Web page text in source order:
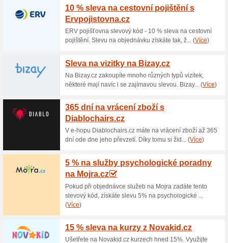
Aktuální slevy a
Pět 20 min. lekcí
100% fungovalo
Akce
Po přihlášení do minikurzu
Každá lekce trvá zhruba 20
počítá vždy od obdržení e-